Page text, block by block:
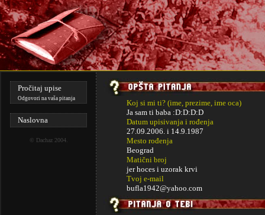
Pročitaj upise
Odgovori na vaša pitanja
Naslovna
© Dachaz2004.
Koj si mi ti? (ime, prezime, ime oca)
Ja sam ti baba :D:D:D:D
Datum upisivanja i rođenja
27.09.2006. i 14.9.1987
Mesto rođenja
Beograd
Matični broj
jer hoces i uzorak krvi
Tvoj e-mail
bufla1942@yahoo.com